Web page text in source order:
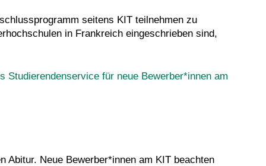
seitens KIT teilnehmen zu
in Frankreich eingeschrieben sind,
Studierendenservice für neue Bewerber*innen am
Abitur. Neue Bewerber*innen am KIT beachten